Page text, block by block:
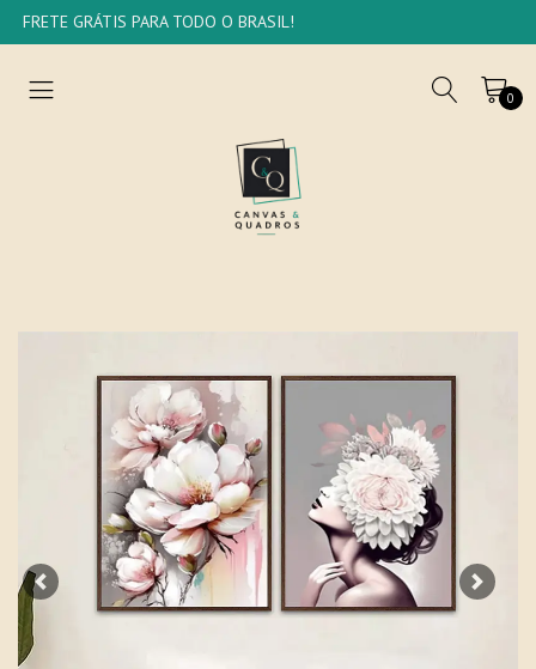
FRETE GRÁTIS PARA TODO O BRASIL!
0
Previous Next